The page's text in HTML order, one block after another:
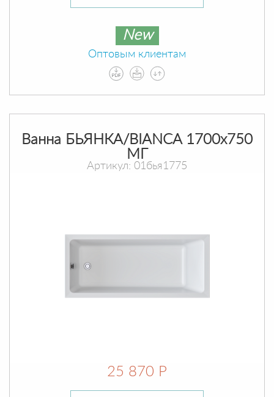
New
Оптовым клиентам
Ванна БЬЯНКА/BIANCA 1700х750
МГ
Артикул: 01бья1775
25 870 Р